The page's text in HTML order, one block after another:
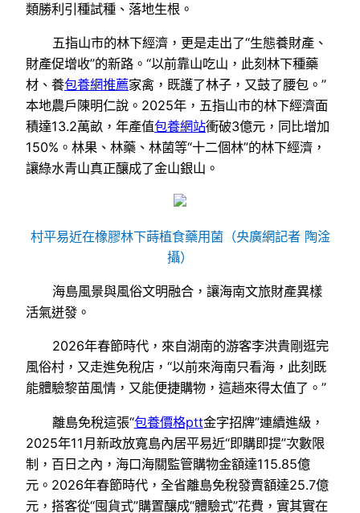
類勝利引種試種、落地生根。
五指山市的林下經濟，更是走出了“生態養財產、
財產促增收”的新路。“以前靠山吃山，此刻林下種藥
材、養包養網推薦家禽，既護了林子，又鼓了腰包。”
本地農戶陳明仁說。2025年，五指山市的林下經濟面
積達13.2萬畝，年產值包養網站衝破3億元，同比增加
150%。林果、林藥、林菌等“十二個林”的林下經濟，
讓綠水青山真正釀成了金山銀山。
村平易近在橡膠林下蒔植食藥用菌（央廣網記者 陶淦
攝）
海島風景與風俗文明融合，讓海南文旅財產異樣
活氣迸發。
2026年春節時代，來自湖南的游客李洪貴剛逛完
風俗村，又走進免稅店，“以前來海南只看海，此刻既
能體驗黎苗風情，又能便捷購物，這趟來得太值了。”
離島免稅這張“包養價格ptt金字招牌”連續進級，
2025年11月新政放寬島內居平易近“即購即提”次數限
制，百日之內，海口海關監管購物金額達115.85億
元。2026年春節時代，全省離島免稅發賣額達25.7億
元，搭客從“囤貨式”購置釀成“體驗式”花費，實其實在